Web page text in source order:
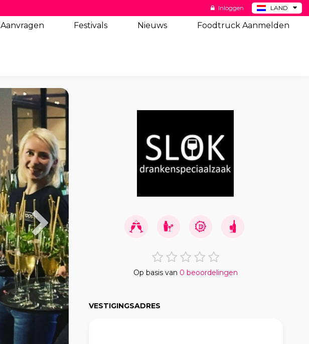
LAND
BE
Inloggen
Aanvragen Festivals Nieuws Foodtruck Aanmelden
Op basis van 0 beoordelingen
VESTIGINGSADRES